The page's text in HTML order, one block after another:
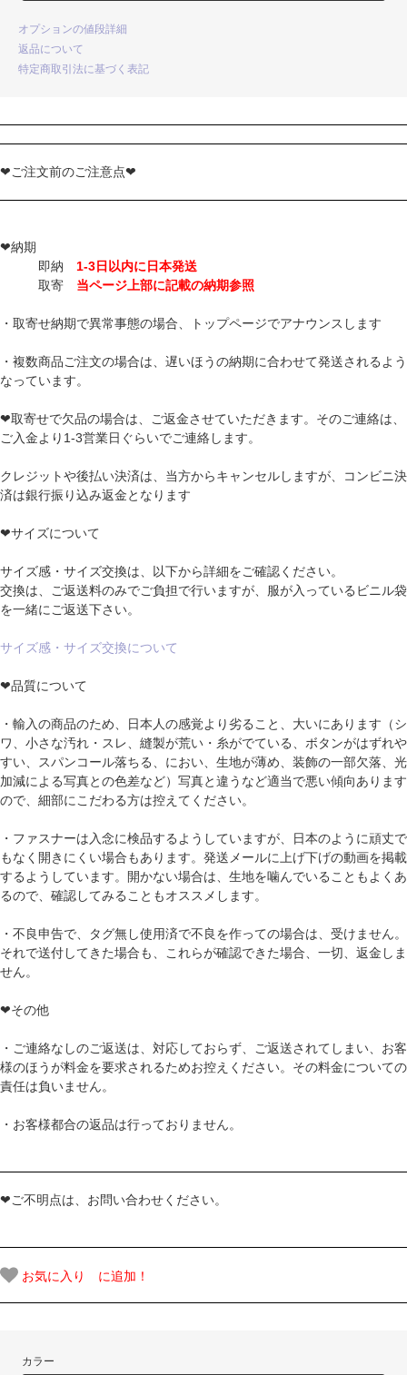
オプションの値段詳細
返品について
特定商取引法に基づく表記
❤ご注文前のご注意点❤
❤納期
即納 1-3日以内に日本発送
取寄 当ページ上部に記載の納期参照
・取寄せ納期で異常事態の場合、トップページでアナウンスします
・複数商品ご注文の場合は、遅いほうの納期に合わせて発送されるよう
なっています。
❤取寄せで欠品の場合は、ご返金させていただきます。そのご連絡は、
ご入金より1-3営業日ぐらいでご連絡します。
クレジットや後払い決済は、当方からキャンセルしますが、コンビニ決
済は銀行振り込み返金となります
❤サイズについて
サイズ感・サイズ交換は、以下から詳細をご確認ください。
交換は、ご返送料のみでご負担で行いますが、服が入っているビニル袋
を一緒にご返送下さい。
サイズ感・サイズ交換について
❤品質について
・輸入の商品のため、日本人の感覚より劣ること、大いにあります（シ
ワ、小さな汚れ・スレ、縫製が荒い・糸がでている、ボタンがはずれや
すい、スパンコール落ちる、におい、生地が薄め、装飾の一部欠落、光
加減による写真との色差など）写真と違うなど適当で悪い傾向あります
ので、細部にこだわる方は控えてください。
・ファスナーは入念に検品するようしていますが、日本のように頑丈で
もなく開きにくい場合もあります。発送メールに上げ下げの動画を掲載
するようしています。開かない場合は、生地を噛んでいることもよくあ
るので、確認してみることもオススメします。
・不良申告で、タグ無し使用済で不良を作っての場合は、受けません。
それで送付してきた場合も、これらが確認できた場合、一切、返金しま
せん。
❤その他
・ご連絡なしのご返送は、対応しておらず、ご返送されてしまい、お客
様のほうが料金を要求されるためお控えください。その料金についての
責任は負いません。
・お客様都合の返品は行っておりません。
❤ご不明点は、お問い合わせください。
お気に入り に追加！
カラー